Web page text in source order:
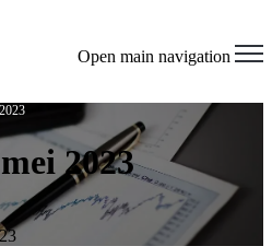
Open main navigation
2023